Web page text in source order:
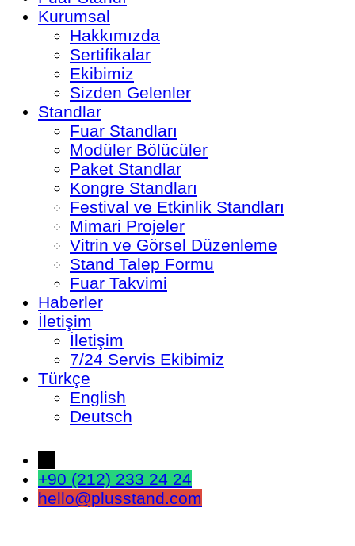
Kurumsal
Hakkımızda
Sertifikalar
Ekibimiz
Sizden Gelenler
Standlar
Fuar Standları
Modüler Bölücüler
Paket Standlar
Kongre Standları
Festival ve Etkinlik Standları
Mimari Projeler
Vitrin ve Görsel Düzenleme
Stand Talep Formu
Fuar Takvimi
Haberler
İletişim
İletişim
7/24 Servis Ekibimiz
Türkçe
English
Deutsch
+90 (212) 233 24 24
hello@plusstand.com